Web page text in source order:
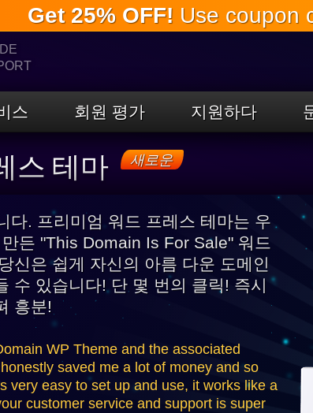
주
요
Get 25% OFF! Use coupon
스 회원 평가 지원하다
스 테마 새로운
다. 프리미엄 워드 프레스 테마는 우
든 "This Domain Is For Sale" 워드
신은 쉽게 자신의 아름 다운 도메인
수 있습니다! 단 몇 번의 클릭! 즉시
흥분!
WP Theme and the associated
saved me a lot of money and so
very easy to set up and use, it works like a
customer service and support is super